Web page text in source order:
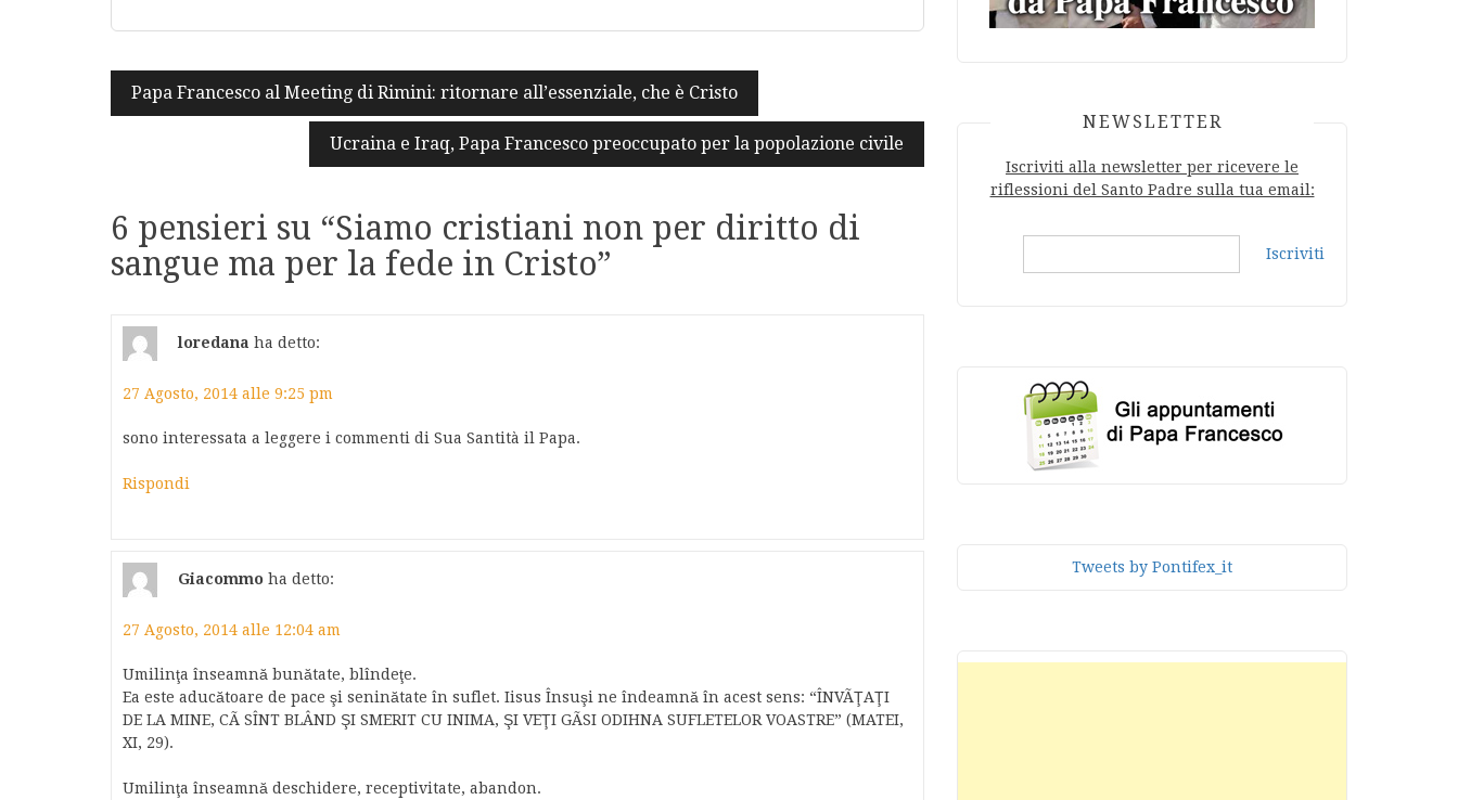
Navigazione
articoli
Papa Francesco al Meeting di Rimini: ritornare all’essenziale, che è Cristo
Ucraina e Iraq, Papa Francesco preoccupato per la popolazione civile
6 pensieri su “Siamo cristiani non per diritto di
sangue ma per la fede in Cristo”
loredana ha detto:
27 Agosto, 2014 alle 9:25 pm
sono interessata a leggere i commenti di Sua Santità il Papa.
Rispondi
Giacommo ha detto:
27 Agosto, 2014 alle 12:04 am
Umilinţa înseamnă bunătate, blîndeţe.
Ea este aducătoare de pace şi seninătate în suflet. Iisus Însuşi ne îndeamnă în acest sens: “ÎNVÃŢAŢI
DE LA MINE, CÃ SÎNT BLÂND ŞI SMERIT CU INIMA, ŞI VEŢI GÃSI ODIHNA SUFLETELOR VOASTRE” (MATEI,
XI, 29).
Umilinţa înseamnă deschidere, receptivitate, abandon.
NEWSLETTER
Iscriviti alla newsletter per ricevere le
riflessioni del Santo Padre sulla tua email:
Iscriviti
Tweets by Pontifex_it